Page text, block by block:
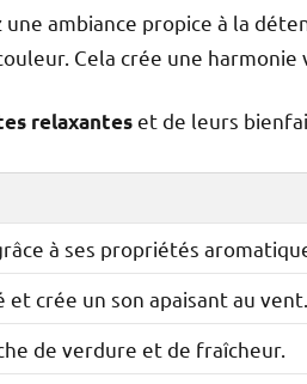
ambiance propice à la
Cela crée une harmonie
relaxanteset de leurs
à ses propriétés
et crée un son apaisant au vent.
de verdure et de fraîcheur.